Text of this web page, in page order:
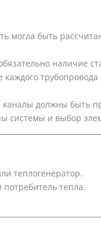
могла быть
наличие
каналы должны быть
системы и выбор
теплогенератор.
тепла.